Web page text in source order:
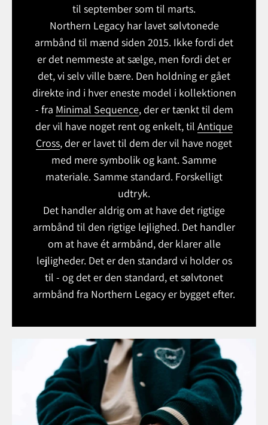
til september som til marts.
Northern Legacy har lavet sølvtonede
armbånd til mænd siden 2015. Ikke fordi det
er det nemmeste at sælge, men fordi det er
det, vi selv ville bære. Den holdning er gået
direkte ind i hver eneste model i kollektionen
- fra Minimal Sequence, der er tænkt til dem
der vil have noget rent og enkelt, til Antique
Cross, der er lavet til dem der vil have noget
med mere symbolik og kant. Samme
materiale. Samme standard. Forskelligt
udtryk.
Det handler aldrig om at have det rigtige
armbånd til den rigtige lejlighed. Det handler
om at have ét armbånd, der klarer alle
lejligheder. Det er den standard vi holder os
til - og det er den standard, et sølvtonet
armbånd fra Northern Legacy er bygget efter.